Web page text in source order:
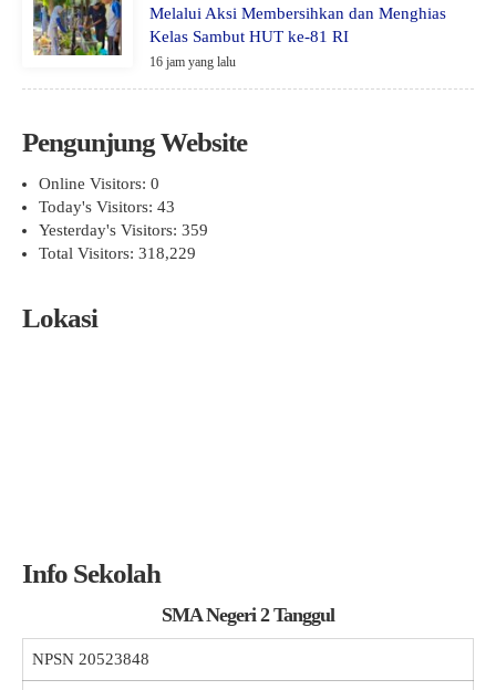
Melalui Aksi Membersihkan dan Menghias
Kelas Sambut HUT ke-81 RI
16 jam yang lalu
Pengunjung Website
Online Visitors: 0
Today's Visitors: 43
Yesterday's Visitors: 359
Total Visitors: 318,229
Lokasi
Info Sekolah
SMA Negeri 2 Tanggul
NPSN 20523848